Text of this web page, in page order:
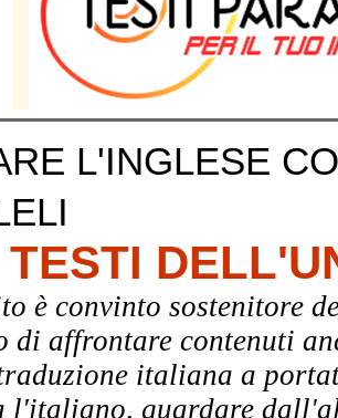
L'INGLESE
TESTI
è convinto sostenitore
di affrontare contenuti
italiana a
l'italiano, guardare